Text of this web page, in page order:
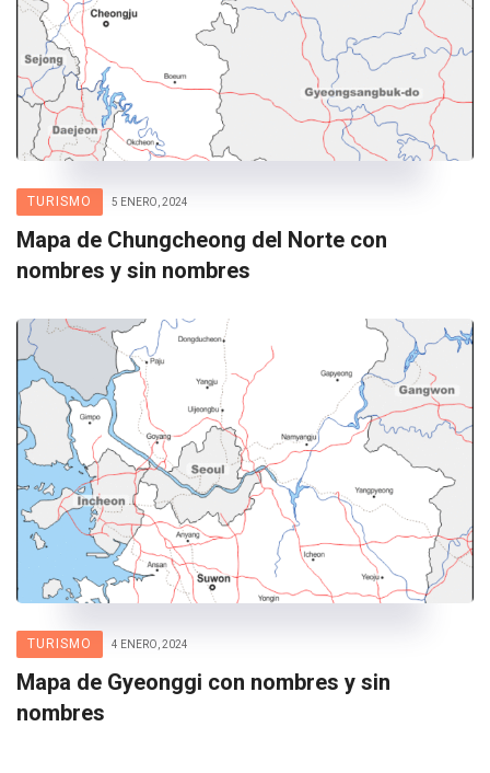
TURISMO 5 ENERO, 2024
Mapa de Chungcheong del Norte con
nombres y sin nombres
TURISMO 4 ENERO, 2024
Mapa de Gyeonggi con nombres y sin
nombres